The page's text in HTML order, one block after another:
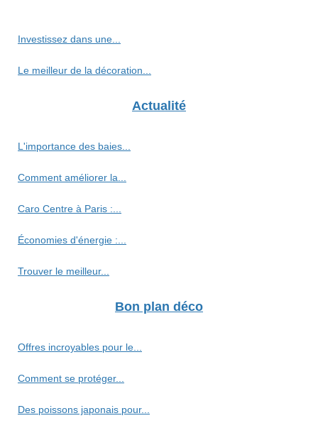
Investissez dans une...
Le meilleur de la décoration...
Actualité
L'importance des baies...
Comment améliorer la...
Caro Centre à Paris :...
Économies d'énergie :...
Trouver le meilleur...
Bon plan déco
Offres incroyables pour le...
Comment se protéger...
Des poissons japonais pour...